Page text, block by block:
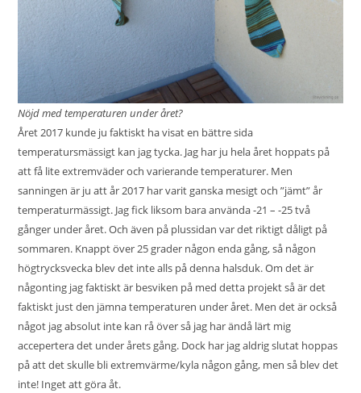
Nöjd med temperaturen under året?
Året 2017 kunde ju faktiskt ha visat en bättre sida
temperatursmässigt kan jag tycka. Jag har ju hela året hoppats på
att få lite extremväder och varierande temperaturer. Men
sanningen är ju att år 2017 har varit ganska mesigt och ”jämt” år
temperaturmässigt. Jag fick liksom bara använda -21 – -25 två
gånger under året. Och även på plussidan var det riktigt dåligt på
sommaren. Knappt över 25 grader någon enda gång, så någon
högtrycksvecka blev det inte alls på denna halsduk. Om det är
någonting jag faktiskt är besviken på med detta projekt så är det
faktiskt just den jämna temperaturen under året. Men det är också
något jag absolut inte kan rå över så jag har ändå lärt mig
accepertera det under årets gång. Dock har jag aldrig slutat hoppas
på att det skulle bli extremvärme/kyla någon gång, men så blev det
inte! Inget att göra åt.